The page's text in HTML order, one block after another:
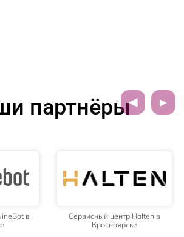
партнёры
в
Сервисный центр Halten в
Красноярске